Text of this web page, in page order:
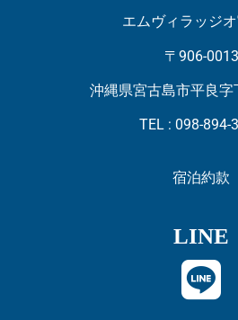
エムヴィラッジ
〒906-0013
沖縄県宮古島市平良
TEL : 098-894-
宿泊約款
LINE